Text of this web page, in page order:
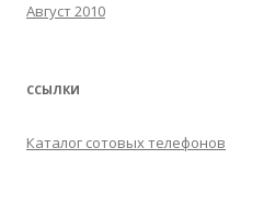
Август 2010
ССЫЛКИ
Каталог сотовых телефонов